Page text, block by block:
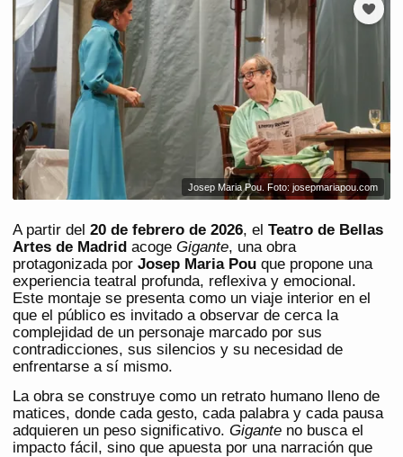
Josep Maria Pou. Foto: josepmariapou.com
A partir del 20 de febrero de 2026, el Teatro de Bellas
Artes de Madrid acoge Gigante, una obra
protagonizada por Josep Maria Pou que propone una
experiencia teatral profunda, reflexiva y emocional.
Este montaje se presenta como un viaje interior en el
que el público es invitado a observar de cerca la
complejidad de un personaje marcado por sus
contradicciones, sus silencios y su necesidad de
enfrentarse a sí mismo.
La obra se construye como un retrato humano lleno de
matices, donde cada gesto, cada palabra y cada pausa
adquieren un peso significativo. Gigante no busca el
impacto fácil, sino que apuesta por una narración que